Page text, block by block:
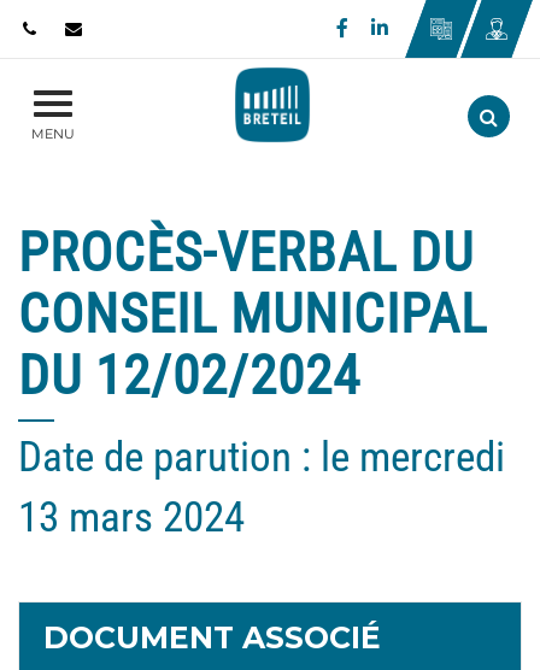
Lien vers le compte
Lien vers le
MENU Aller
PROCÈS-VERBAL DU
CONSEIL MUNICIPAL
DU 12/02/2024
Date de parution : le mercredi
13 mars 2024
DOCUMENT ASSOCIÉ